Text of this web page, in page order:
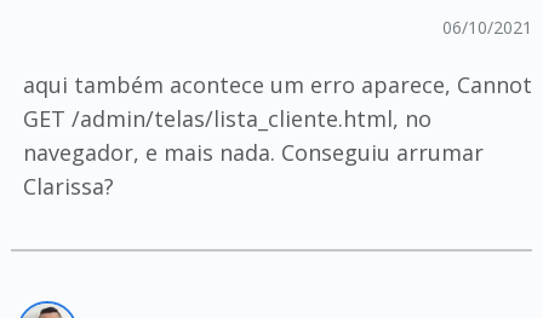
06/10/2021
aqui também acontece um erro aparece, Cannot
GET /admin/telas/lista_cliente.html, no
navegador, e mais nada. Conseguiu arrumar
Clarissa?